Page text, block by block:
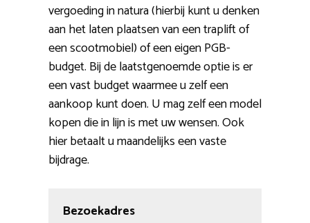
vergoeding in natura (hierbij kunt u denken
aan het laten plaatsen van een traplift of
een scootmobiel) of een eigen PGB-
budget. Bij de laatstgenoemde optie is er
een vast budget waarmee u zelf een
aankoop kunt doen. U mag zelf een model
kopen die in lijn is met uw wensen. Ook
hier betaalt u maandelijks een vaste
bijdrage.
Bezoekadres